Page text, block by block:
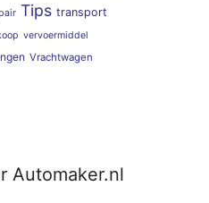
Tips transport
vervoermiddel
Vrachtwagen
Automaker.nl